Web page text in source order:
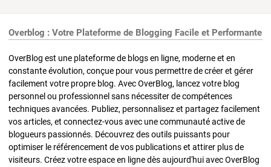
Overblog : Votre Plateforme de Blogging Facile et Performante
OverBlog est une plateforme de blogs en ligne, moderne et en
constante évolution, conçue pour vous permettre de créer et gérer
facilement votre propre blog. Avec OverBlog, lancez votre blog
personnel ou professionnel sans nécessiter de compétences
techniques avancées. Publiez, personnalisez et partagez facilement
vos articles, et connectez-vous avec une communauté active de
blogueurs passionnés. Découvrez des outils puissants pour
optimiser le référencement de vos publications et attirer plus de
visiteurs. Créez votre espace en ligne dès aujourd'hui avec OverBlog